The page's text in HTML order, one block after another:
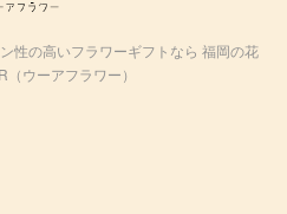
性の高いフラワーギフトなら 福岡の花
ウーアフラワー）